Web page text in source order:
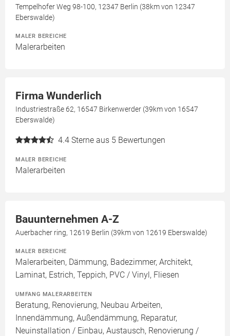
Tempelhofer Weg 98-100, 12347 Berlin (38km von 12347
Eberswalde)
MALER BEREICHE
Malerarbeiten
Firma Wunderlich
Industriestraße 62, 16547 Birkenwerder (39km von 16547
Eberswalde)
4.4 Sterne aus 5 Bewertungen
MALER BEREICHE
Malerarbeiten
Bauunternehmen A-Z
Auerbacher ring, 12619 Berlin (39km von 12619 Eberswalde)
MALER BEREICHE
Malerarbeiten, Dämmung, Badezimmer, Architekt,
Laminat, Estrich, Teppich, PVC / Vinyl, Fliesen
UMFANG MALERARBEITEN
Beratung, Renovierung, Neubau Arbeiten,
Innendämmung, Außendämmung, Reparatur,
Neuinstallation / Einbau, Austausch, Renovierung /